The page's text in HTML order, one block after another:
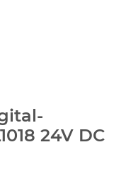
24V DC